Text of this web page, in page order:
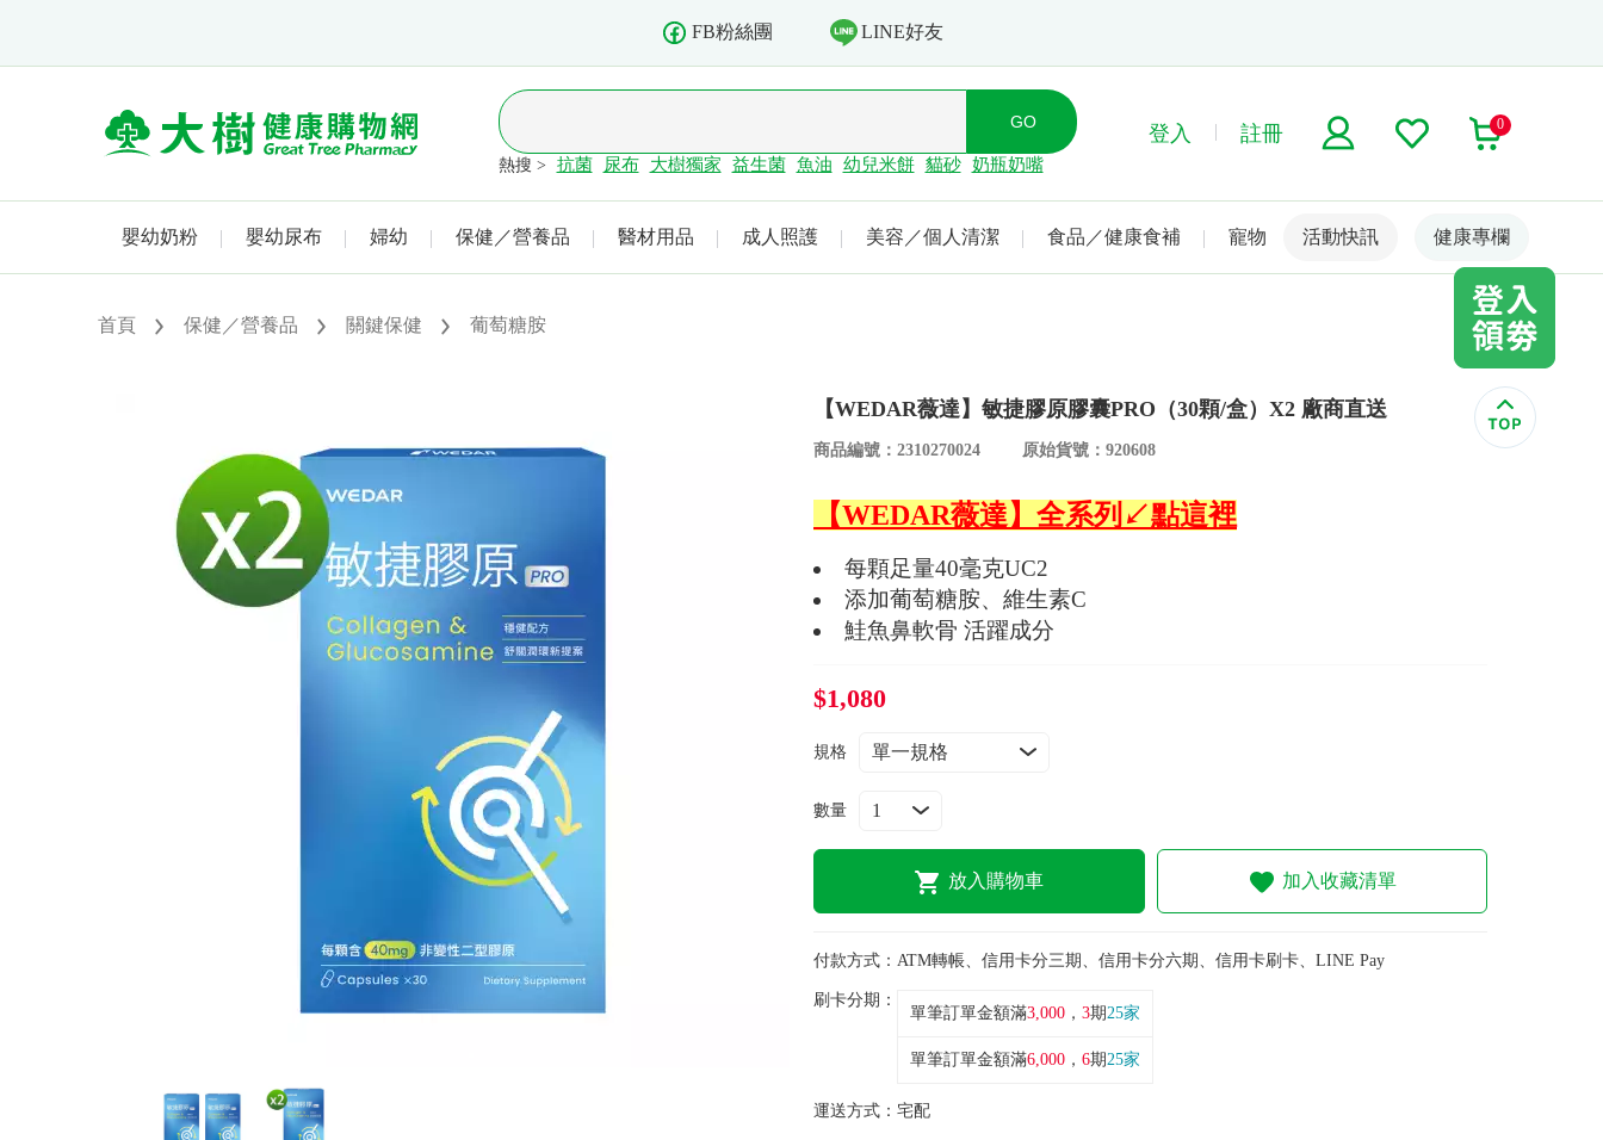
FB粉絲團 LINE好友
熱搜 > 抗菌 尿布 大樹獨家 益生菌 魚油 幼兒米餅 貓砂 奶瓶奶嘴
登入 註冊 0
嬰幼奶粉 嬰幼尿布 婦幼 保健／營養品 醫材用品 成人照護 美容／個人清潔 食品／健康食補 寵物 名人嚴選
活動快訊 健康專欄
首頁 保健／營養品 關鍵保健 葡萄糖胺
【WEDAR薇達】敏捷膠原膠囊PRO（30顆/盒）X2 廠商直送
商品編號：2310270024 原始貨號：920608
【WEDAR薇達】全系列↙點這裡
每顆足量40毫克UC2
添加葡萄糖胺、維生素C
鮭魚鼻軟骨 活躍成分
$1,080
規格
數量
放入購物車 加入收藏清單
付款方式： ATM轉帳、信用卡分三期、信用卡分六期、信用卡刷卡、LINE Pay
刷卡分期：
單筆訂單金額滿3,000 ， 3期25家
單筆訂單金額滿6,000 ， 6期25家
運送方式： 宅配